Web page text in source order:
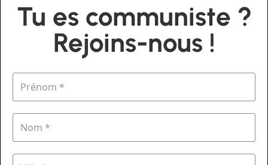
Tu es communiste ?
Rejoins-nous !